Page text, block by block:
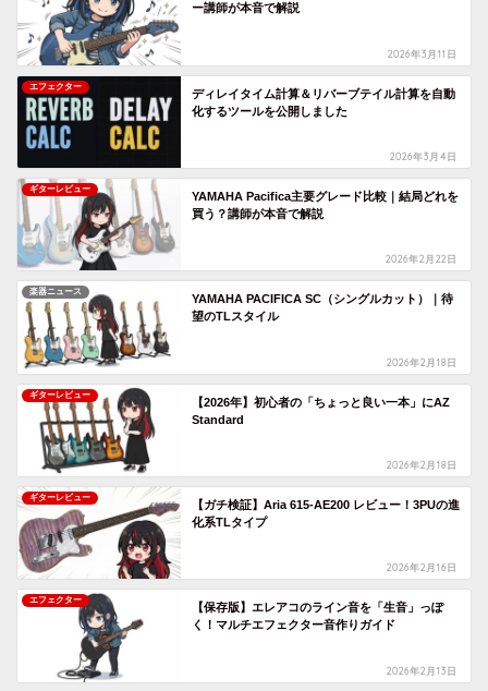
ー講師が本音で解説
2026年3月11日
エフェクター
ディレイタイム計算＆リバーブテイル計算を自動
化するツールを公開しました
2026年3月4日
ギターレビュー
YAMAHA Pacifica主要グレード比較｜結局どれを
買う？講師が本音で解説
2026年2月22日
楽器ニュース
YAMAHA PACIFICA SC（シングルカット）｜待
望のTLスタイル
2026年2月18日
ギターレビュー
【2026年】初心者の「ちょっと良い一本」にAZ
Standard
2026年2月18日
ギターレビュー
【ガチ検証】Aria 615-AE200 レビュー！3PUの進
化系TLタイプ
2026年2月16日
エフェクター
【保存版】エレアコのライン音を「生音」っぽ
く！マルチエフェクター音作りガイド
2026年2月13日